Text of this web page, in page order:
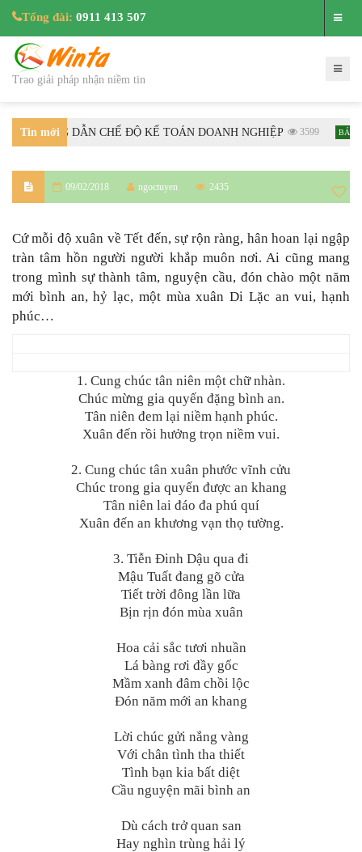
Tổng đài: 0911 413 507
Trao giải pháp nhận niềm tin
Tin mới
HƯỚNG DẪN CHẾ ĐỘ KẾ TOÁN DOANH NGHIỆP 3599 BÁN
09/02/2018 ngoctuyen 2435
Cứ mỗi độ xuân về Tết đến, sự rộn ràng, hân hoan lại ngập
tràn tâm hồn người người khắp muôn nơi. Ai cũng mang
trong mình sự thành tâm, nguyện cầu, đón chào một năm
mới bình an, hỷ lạc, một mùa xuân Di Lặc an vui, hạnh
phúc…
1. Cung chúc tân niên một chữ nhàn.
Chúc mừng gia quyến đặng bình an.
Tân niên đem lại niềm hạnh phúc.
Xuân đến rồi hưởng trọn niềm vui.
2. Cung chúc tân xuân phước vĩnh cửu
Chúc trong gia quyến được an khang
Tân niên lai đáo đa phú quí
Xuân đến an khương vạn thọ tường.
3. Tiễn Đinh Dậu qua đi
Mậu Tuất đang gõ cửa
Tiết trời đông lần lữa
Bịn rịn đón mùa xuân
Hoa cải sắc tươi nhuần
Lá bàng rơi đầy gốc
Mầm xanh đâm chồi lộc
Đón năm mới an khang
Lời chúc gửi nắng vàng
Với chân tình tha thiết
Tình bạn kia bất diệt
Cầu nguyện mãi bình an
Dù cách trở quan san
Hay nghìn trùng hải lý